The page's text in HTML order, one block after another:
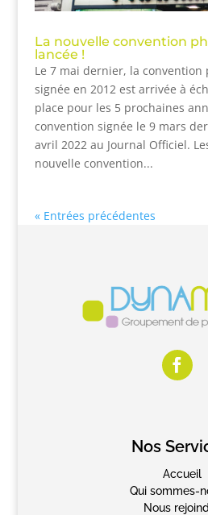
La nouvelle convention
lancée !
Le 7 mai dernier, la
signée en 2012 est arrivée à
place pour les 5 prochaines
convention signée le 9 mars
avril 2022 au Journal Officiel.
nouvelle convention...
« Entrées précédentes
Nos
Accueil
Qui sommes-
Nous